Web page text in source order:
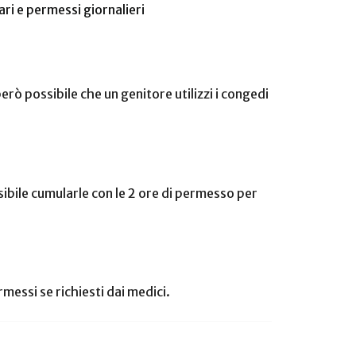
e permessi giornalieri
possibile che un genitore utilizzi i congedi
cumularle con le 2 ore di permesso per
se richiesti dai medici.